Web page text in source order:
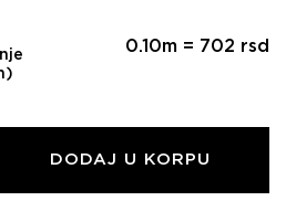
0.10m = 702 rsd
DODAJ U KORPU